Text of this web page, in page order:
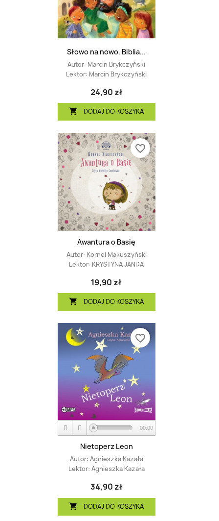
Słowo na nowo. Biblia...
Autor: Marcin Brykczyński
Lektor: Marcin Brykczyński
24,90 zł
 DODAJ DO KOSZYKA
Awantura o Basię
Autor: Kornel Makuszyński
Lektor: KRYSTYNA JANDA
19,90 zł
 DODAJ DO KOSZYKA
favorite_border
00:00
Nietoperz Leon
Autor: Agnieszka Kazała
Lektor: Agnieszka Kazała
34,90 zł
 DODAJ DO KOSZYKA
favorite_border